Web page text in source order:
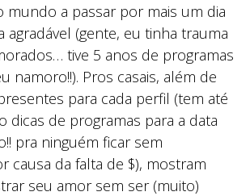
mundo a passar por mais um dia
agradável (gente, eu tinha trauma
tive 5 anos de programas
namoro!!). Pros casais, além de
para cada perfil (tem até
dicas de programas para a data
pra ninguém ficar sem
causa da falta de $), mostram
seu amor sem ser (muito)